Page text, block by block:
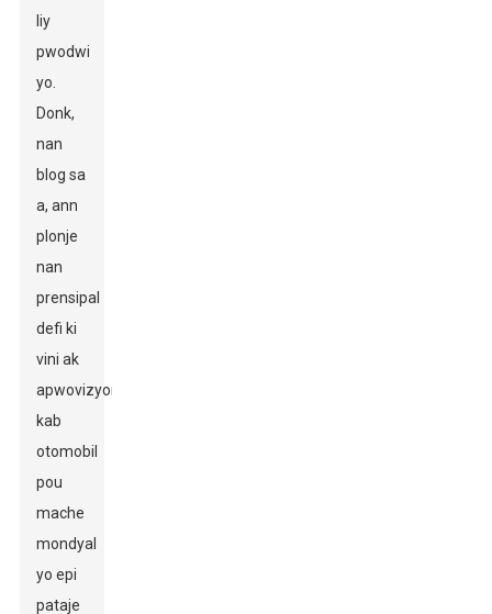
liy
pwodwi
yo.
Donk,
nan
blog sa
a, ann
plonje
nan
prensipal
defi ki
vini ak
apwovizyonman
kab
otomobil
pou
mache
mondyal
yo epi
pataje